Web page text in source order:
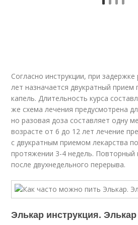
Согласно инструкции, при
лет назначается двукратный прием
капель. Длительность курса
же схема лечения предусмотрена
но разовая доза составляет одну
возрасте от 6 до 12 лет лечение
с двукратным приемом лекарства
протяжении 3-4 недель. Повторный
после двухнедельного перерыва.
Элькар инструкция.